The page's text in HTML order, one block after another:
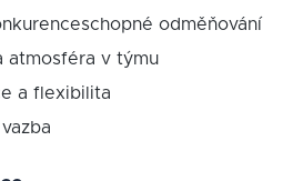
odměňování
atmosféra v týmu
a flexibilita